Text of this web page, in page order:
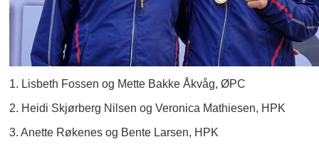
1. Lisbeth Fossen og Mette Bakke Åkvåg, ØPC
2. Heidi Skjørberg Nilsen og Veronica Mathiesen, HPK
3. Anette Røkenes og Bente Larsen, HPK